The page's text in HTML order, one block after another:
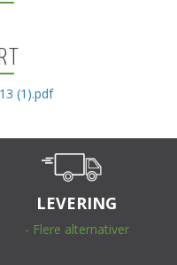
(1).pdf
LEVERING
- Flere alternativer